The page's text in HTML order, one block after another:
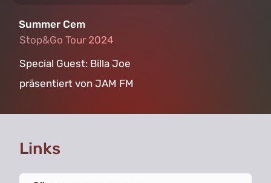
Summer Cem
Stop&Go Tour 2024
Stop&Go Tour 2024
Special Guest: Billa Joe
präsentiert von JAM FM
Links